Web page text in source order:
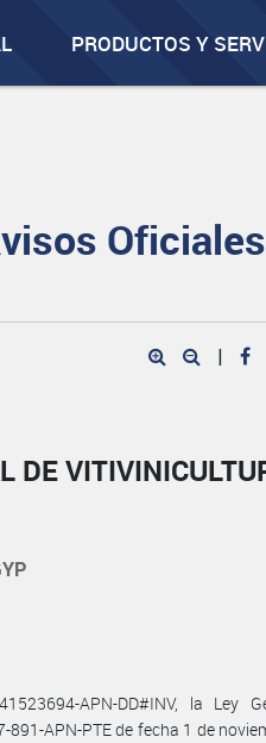
PRODUCTOS Y
Oficiales
|
DE
APN-DD#INV, la Ley
891-APN-PTE de fecha 1 de